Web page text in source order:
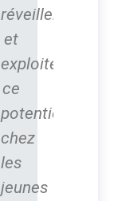
réveiller
et
exploiter
ce
potentiel
chez
les
jeunes